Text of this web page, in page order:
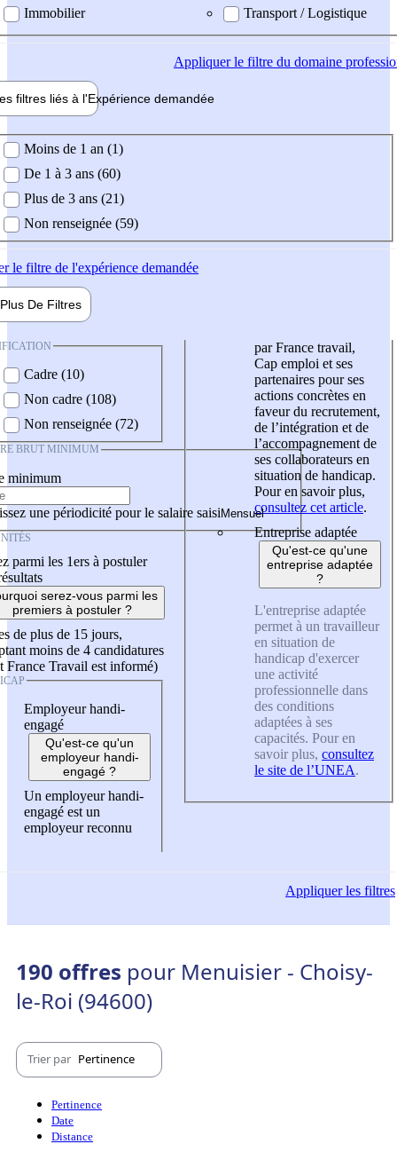
Immobilier
Transport / Logistique
Appliquerle filtre du domaine
filtres liés à l'Expérience demandée
demandée
Moins de 1 an (1)
De 1 à 3 ans (60)
Plus de 3 ans (21)
Non renseignée (59)
le filtre de l'expérience demandée
Plus De Filtres
Cadre (10)
Non cadre (108)
Non renseignée (72)
BRUT MINIMUM
minimum
une périodicité pour le salaire saisi
parmi les 1ers à postuler
serez-vous parmi les
premiers à postuler ?
de plus de 15 jours,
moins de 4 candidatures
France Travail est informé)
Employeur handi-
engagé
Qu'est-ce qu'un
employeur handi-
engagé ?
Un employeur handi-
engagé est un
employeur reconnu
par France travail,
Cap emploi et ses
partenaires pour ses
actions concrètes en
faveur du recrutement,
de l’intégration et de
l’accompagnement de
ses collaborateurs en
situation de handicap.
Pour en savoir plus,
consultez cet article.
Entreprise adaptée
Qu'est-ce qu'une
entreprise adaptée
?
L'entreprise adaptée
permet à un travailleur
en situation de
handicap d'exercer
une activité
professionnelle dans
des conditions
adaptées à ses
capacités. Pour en
savoir plus, consultez
le site de l’UNEA.
Appliquerles filtres
190 offres pour Menuisier - Choisy-
le-Roi (94600)
Trier par Pertinence
Pertinence
Date
Distance